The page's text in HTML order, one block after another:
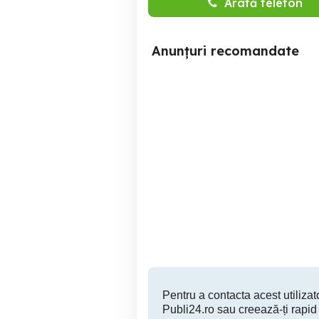
Arată telefon
Anunțuri recomandate
Pentru a contacta acest
Publi24.ro sau creează-ți